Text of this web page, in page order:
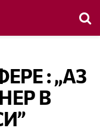
: „АЗ
В